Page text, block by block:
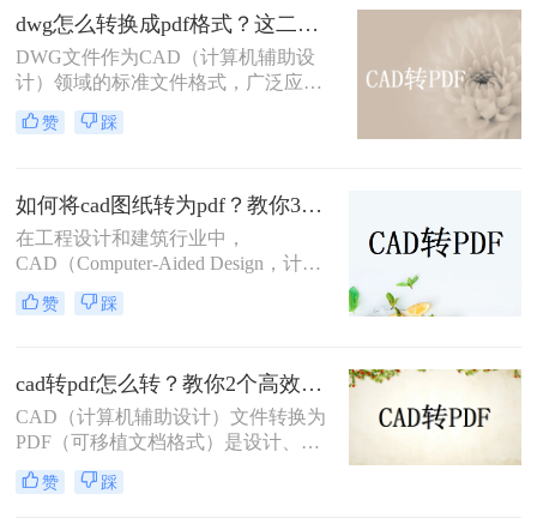
有效方法，帮助您更轻松地管理和分
发您的设计成果。
dwg怎么转换成pdf格式？这二种方法可以试试！
DWG文件作为CAD（计算机辅助设
计）领域的标准文件格式，广泛应用
于建筑、机械、电子等设计领域。然
而，有时我们需要将这些DWG文件
呢？本文将介绍两种将DWG转换成
PDF格式的方法。
赞 踩
如何将cad图纸转为pdf？教你3种容易学会的方法!
在工程设计和建筑行业中，
CAD（Computer-Aided Design，计算
机辅助设计）图纸的共享和传输是一
项常见的需求。将CAD图纸转换为
那么如何将cad图纸转为pdf呢？本文
将介绍三种将CAD图纸转换为PDF的
方法，帮助您轻松完成这一任务。
赞 踩
cad转pdf怎么转？教你2个高效转换方法！
CAD（计算机辅助设计）文件转换为
PDF（可移植文档格式）是设计、建
筑和工程领域常见的任务。PDF格式
不仅具有高度的兼容性和可读性，还
赞 踩